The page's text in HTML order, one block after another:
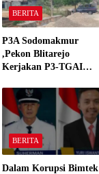
BERITA
P3A Sodomakmur
,Pekon Blitarejo
Kerjakan P3-TGAI
Spesifikasinya
BERITA
Dalam Korupsi Bimtek